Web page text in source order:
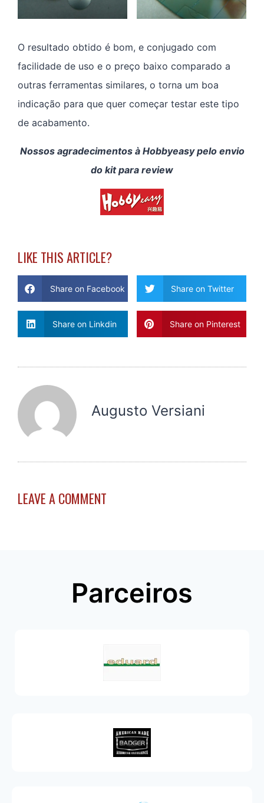
O resultado obtido é bom, e conjugado com
facilidade de uso e o preço baixo comparado a
outras ferramentas similares, o torna um boa
indicação para que quer começar testar este tipo
de acabamento.
Nossos agradecimentos à Hobbyeasy pelo envio
do kit para review
LIKE THIS ARTICLE?
Share on Facebook Share on Twitter
Share on Linkdin Share on Pinterest
Augusto Versiani
LEAVE A COMMENT
Parceiros